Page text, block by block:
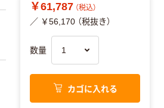
￥61,787 （税込）
／ ￥56,170 （税抜き）
数量
カゴに入れる